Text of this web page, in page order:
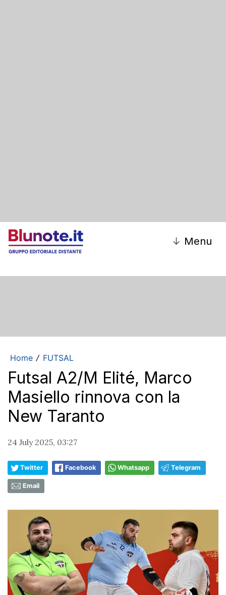
↓ Menu
Home / FUTSAL
Futsal A2/M Elité, Marco
Masiello rinnova con la
New Taranto
24 July 2025, 03:27
Twitter Facebook Whatsapp Telegram
Email